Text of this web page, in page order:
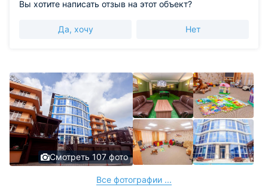
Вы хотите написать отзыв на этот объект?
Да, хочу Нет
Смотреть 107 фото
Все фотографии ...